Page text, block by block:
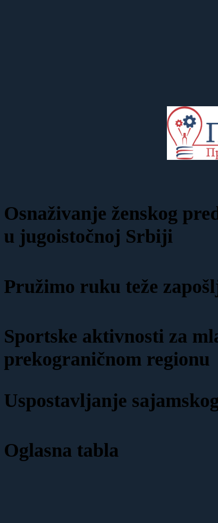
Osnaživanje ženskog
u jugoistočnoj Srbiji
Pružimo ruku teže
Sportske aktivnosti za
prekograničnom regionu
Uspostavljanje
Oglasna tabla